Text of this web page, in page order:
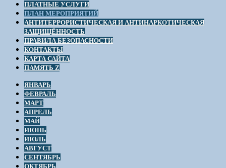
ПЛАТНЫЕ УСЛУГИ
ПЛАН МЕРОПРИЯТИЙ
АНТИТЕРРОРИСТИЧЕСКАЯ И АНТИНАРКОТИЧЕСКАЯ
ЗАЩИЩЁННОСТЬ
ПРАВИЛА БЕЗОПАСНОСТИ
КОНТАКТЫ
КАРТА САЙТА
ПАМЯТЬ Z
ЯНВАРЬ
ФЕВРАЛЬ
МАРТ
АПРЕЛЬ
МАЙ
ИЮНЬ
ИЮЛЬ
АВГУСТ
СЕНТЯБРЬ
ОКТЯБРЬ